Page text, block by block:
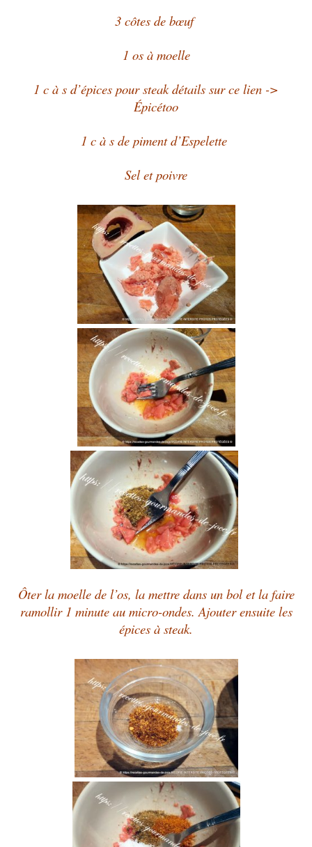
3 côtes de bœuf
1 os à moelle
1 c à s d’épices pour steak détails sur ce lien ->
Épicétoo
1 c à s de piment d’Espelette
Sel et poivre
Ôter la moelle de l’os, la mettre dans un bol et la faire
ramollir 1 minute au micro-ondes. Ajouter ensuite les
épices à steak.